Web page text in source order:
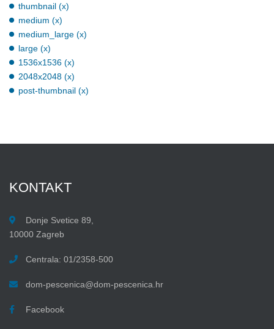
thumbnail (x)
medium (x)
medium_large (x)
large (x)
1536x1536 (x)
2048x2048 (x)
post-thumbnail (x)
KONTAKT
Donje Svetice 89,
10000 Zagreb
Centrala: 01/2358-500
dom-pescenica@dom-pescenica.hr
Facebook